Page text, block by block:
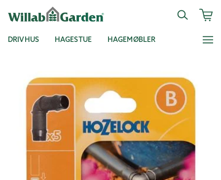
DRIVHUS HAGESTUE HAGEMØBLER